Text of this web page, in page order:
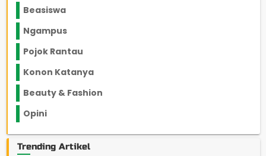
Beasiswa
Ngampus
Pojok Rantau
Konon Katanya
Beauty & Fashion
Opini
Trending Artikel